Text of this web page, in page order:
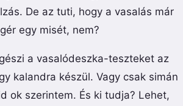
De az tuti, hogy a vasalás már
egy misét, nem?
a vasalódeszka-teszteket az
kalandra készül. Vagy csak simán
ok szerintem. És ki tudja? Lehet,